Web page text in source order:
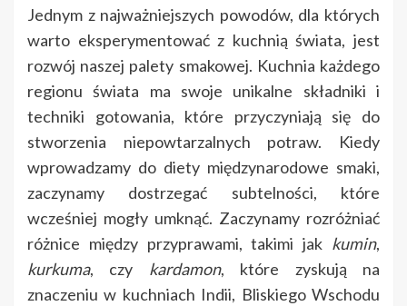
Jednym z najważniejszych powodów, dla których
warto eksperymentować z kuchnią świata, jest
rozwój naszej palety smakowej. Kuchnia każdego
regionu świata ma swoje unikalne składniki i
techniki gotowania, które przyczyniają się do
stworzenia niepowtarzalnych potraw. Kiedy
wprowadzamy do diety międzynarodowe smaki,
zaczynamy dostrzegać subtelności, które
wcześniej mogły umknąć. Zaczynamy rozróżniać
różnice między przyprawami, takimi jak kumin,
kurkuma, czy kardamon, które zyskują na
znaczeniu w kuchniach Indii, Bliskiego Wschodu